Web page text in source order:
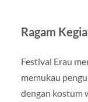
Ragam
Festival Erau
memukau
dengan kostum